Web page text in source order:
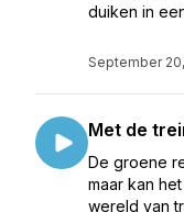
duiken in
September
Met de
De groene
maar kan
wereld van